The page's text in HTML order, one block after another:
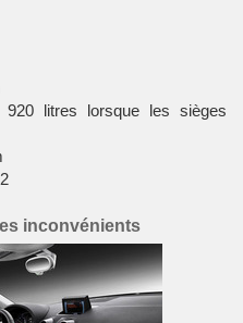
litres lorsque les sièges
inconvénients